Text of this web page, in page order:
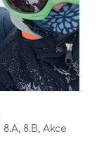
8.A, 8.B, Akce